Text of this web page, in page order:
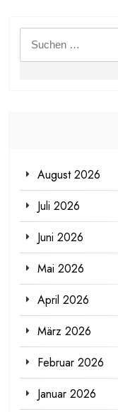
Suchen
nach:
August 2026
Juli 2026
Juni 2026
Mai 2026
April 2026
März 2026
Februar 2026
Januar 2026